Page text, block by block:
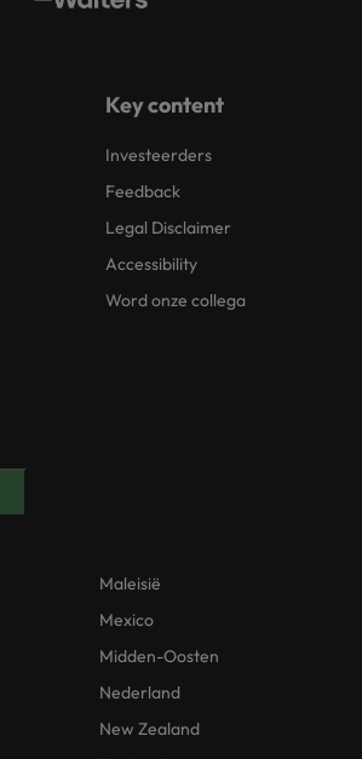
Key content
Investeerders
Feedback
Legal Disclaimer
Accessibility
Word onze collega
Maleisië
Mexico
Midden-Oosten
Nederland
New Zealand